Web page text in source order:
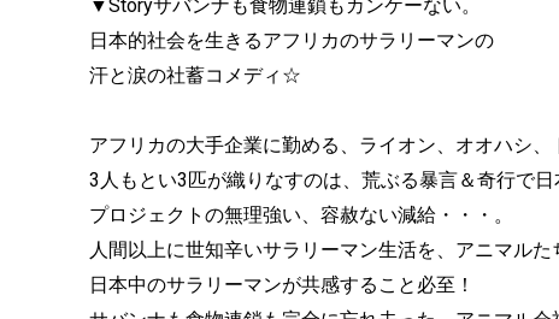
▼Storyサバンナも食物連鎖もカンケーない。
日本的社会を生きるアフリカのサラリーマンの
汗と涙の社蓄コメディ☆
アフリカの大手企業に勤める、ライオン、オオハシ、
3人もとい3匹が織りなすのは、荒ぶる暴言＆奇行で日
プロジェクトの無理強い、容赦ない減給・・・。
人間以上に世知辛いサラリーマン生活を、アニマルた
日本中のサラリーマンが共感すること必至！